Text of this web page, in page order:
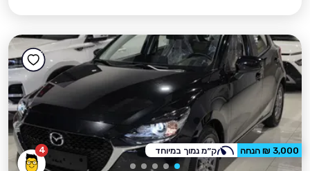
4 3,000 ₪ הנחה ק״מ נמוך במיוחד